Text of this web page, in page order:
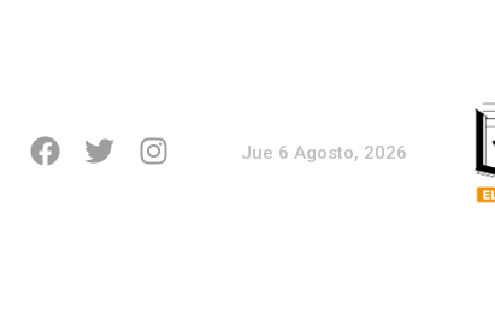
Jue 6 Agosto, 2026